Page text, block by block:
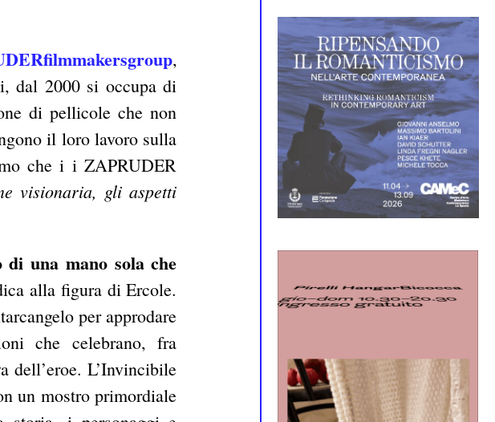
,
dal 2000 si occupa di
di pellicole che non
il loro lavoro sulla
che i i ZAPRUDER
visionaria, gli aspetti
di una mano sola che
alla figura di Ercole.
per approdare
che celebrano, fra
dell’eroe. L’Invincibile
un mostro primordiale